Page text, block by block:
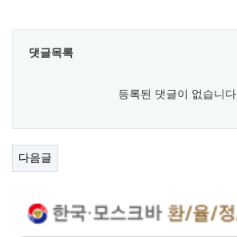
댓글목록
등록된 댓글이 없습니다.
다음글